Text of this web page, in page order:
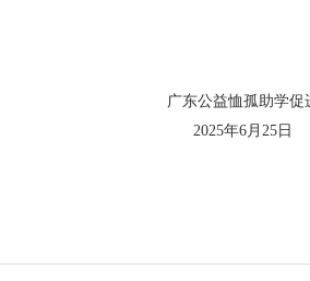
促进
25日